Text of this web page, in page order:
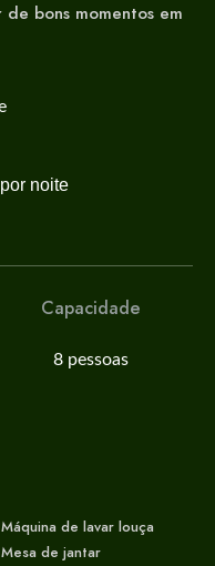
bons momentos em
noite
Capacidade
8 pessoas
Máquina de lavar louça
Mesa de jantar